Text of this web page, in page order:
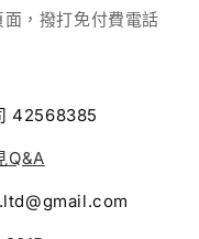
面，撥打免付費電話
42568385
Q&A